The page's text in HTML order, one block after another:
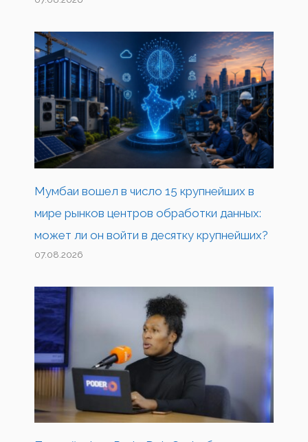
Мумбаи вошел в число 15 крупнейших в
мире рынков центров обработки данных:
может ли он войти в десятку крупнейших?
07.08.2026